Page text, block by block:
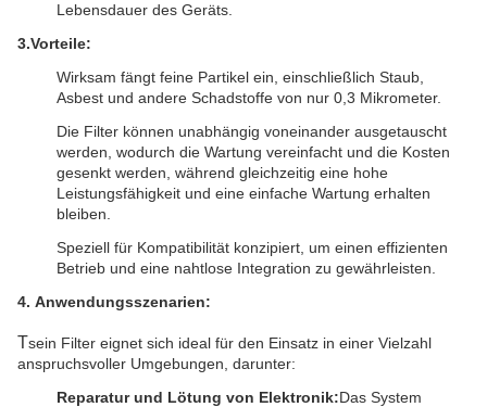
Lebensdauer des Geräts.
3.Vorteile:
Wirksam fängt feine Partikel ein, einschließlich Staub,
Asbest und andere Schadstoffe von nur 0,3 Mikrometer.
Die Filter können unabhängig voneinander ausgetauscht
werden, wodurch die Wartung vereinfacht und die Kosten
gesenkt werden, während gleichzeitig eine hohe
Leistungsfähigkeit und eine einfache Wartung erhalten
bleiben.
Speziell für Kompatibilität konzipiert, um einen effizienten
Betrieb und eine nahtlose Integration zu gewährleisten.
4. Anwendungsszenarien:
Tsein Filter eignet sich ideal für den Einsatz in einer Vielzahl
anspruchsvoller Umgebungen, darunter:
Reparatur und Lötung von Elektronik:Das System